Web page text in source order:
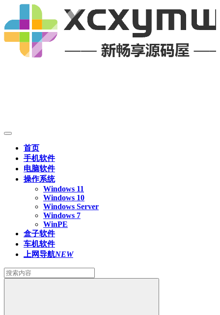
首页
手机软件
电脑软件
操作系统
Windows 11
Windows 10
Windows Server
Windows 7
WinPE
盒子软件
车机软件
上网导航NEW